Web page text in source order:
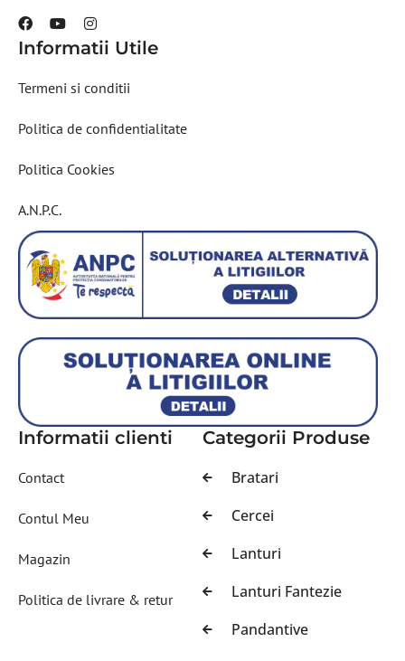
Informatii Utile
Termeni si conditii
Politica de confidentialitate
Politica Cookies
A.N.P.C.
Informatii clienti
Contact
Contul Meu
Magazin
Politica de livrare & retur
Categorii Produse
Bratari
Cercei
Lanturi
Lanturi Fantezie
Pandantive